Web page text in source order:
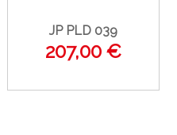
JP PLD 039
207,00 €